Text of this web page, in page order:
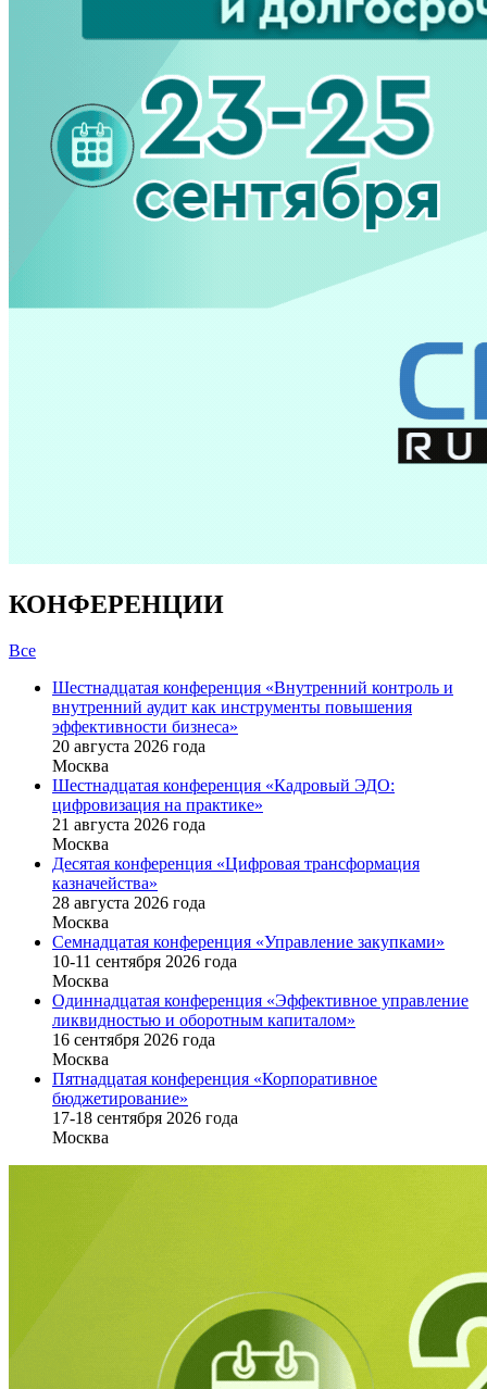
КОНФЕРЕНЦИИ
Все
Шестнадцатая конференция «Внутренний контроль и
внутренний аудит как инструменты повышения
эффективности бизнеса»
20 августа 2026 года
Москва
Шестнадцатая конференция «Кадровый ЭДО:
цифровизация на практике»
21 августа 2026 года
Москва
Десятая конференция «Цифровая трансформация
казначейства»
28 августа 2026 года
Москва
Семнадцатая конференция «Управление закупками»
10-11 сентября 2026 года
Москва
Одиннадцатая конференция «Эффективное управление
ликвидностью и оборотным капиталом»
16 cентября 2026 года
Москва
Пятнадцатая конференция «Корпоративное
бюджетирование»
17-18 сентября 2026 года
Москва